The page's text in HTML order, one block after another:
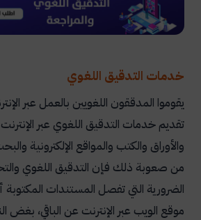
خدمات التدقيق اللغوي
يقوموا المدققون اللغويين بالعمل عبر
تقديم خدمات التدقيق اللغوي عبر
والأوراق والكتب والمواقع الإلكترونية
من صعوبة ذلك فإن التدقيق اللغوي
الضرورية التي تفصل المستندات
موقع الويب عبر الإنترنت عن الباقي،